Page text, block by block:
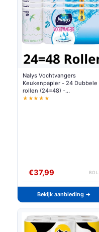
Nalys Vochtvangers
Keukenpapier - 24 Dubbele
rollen (24=48) -
Voordeelverpakking
★★★★★
€37,99 BOL
Bekijk aanbieding →